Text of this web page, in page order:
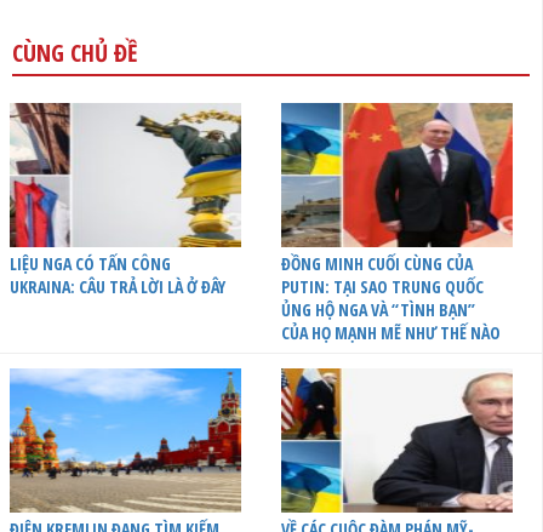
CÙNG CHỦ ĐỀ
LIỆU NGA CÓ TẤN CÔNG
UKRAINA: CÂU TRẢ LỜI LÀ Ở ĐÂY
ĐỒNG MINH CUỐI CÙNG CỦA
PUTIN: TẠI SAO TRUNG QUỐC
ỦNG HỘ NGA VÀ “TÌNH BẠN”
CỦA HỌ MẠNH MẼ NHƯ THẾ NÀO